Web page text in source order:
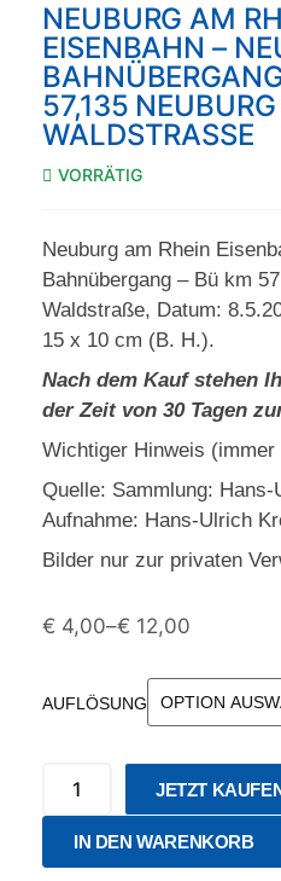
NEUBURG AM
EISENBAHN –
57,135
WALDSTRASSE
VORRÄTIG
Neuburg am Rhein
Bahnübergang – Bü km
Waldstraße, Datum:
15 x 10 cm (B. H.).
Nach dem Kauf stehen
der Zeit von 30 Tagen
Wichtiger Hinweis (immer
Quelle: Sammlung:
Aufnahme: Hans-Ulrich
Bilder nur zur privaten
€ 4,00–€ 12,00
AUFLÖSUNG
JETZT
IN DEN WARENKORB